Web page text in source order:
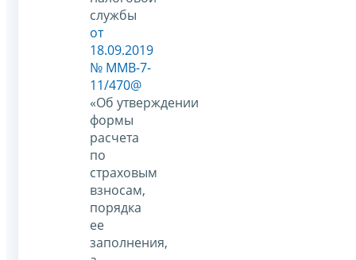
службы
от
18.09.2019
№ ММВ-7-
11/470@
«Об утверждении
формы
расчета
по
страховым
взносам,
порядка
ее
заполнения,